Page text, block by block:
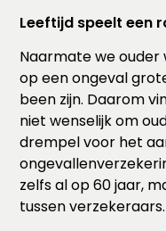
Leeftijd speelt een
Naarmate we
op een ongeval
been zijn. Daarom
niet wenselijk om
drempel voor het
zelfs al op 60 jaar,
tussen verzekeraars.